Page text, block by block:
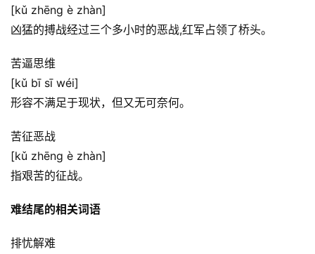
[kǔ zhēng è zhàn]
凶猛的搏战经过三个多小时的恶战,红军占领了桥头。
苦逼思维
[kǔ bī sī wéi]
形容不满足于现状，但又无可奈何。
苦征恶战
[kǔ zhēng è zhàn]
指艰苦的征战。
难结尾的相关词语
排忧解难